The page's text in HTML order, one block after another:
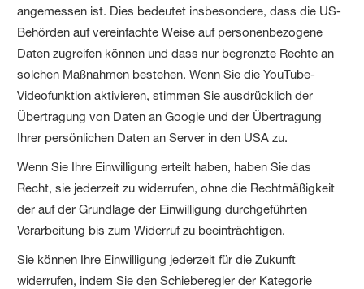
angemessen ist. Dies bedeutet insbesondere, dass die US-
Behörden auf vereinfachte Weise auf personenbezogene
Daten zugreifen können und dass nur begrenzte Rechte an
solchen Maßnahmen bestehen. Wenn Sie die YouTube-
Videofunktion aktivieren, stimmen Sie ausdrücklich der
Übertragung von Daten an Google und der Übertragung
Ihrer persönlichen Daten an Server in den USA zu.
Wenn Sie Ihre Einwilligung erteilt haben, haben Sie das
Recht, sie jederzeit zu widerrufen, ohne die Rechtmäßigkeit
der auf der Grundlage der Einwilligung durchgeführten
Verarbeitung bis zum Widerruf zu beeinträchtigen.
Sie können Ihre Einwilligung jederzeit für die Zukunft
widerrufen, indem Sie den Schieberegler der Kategorie